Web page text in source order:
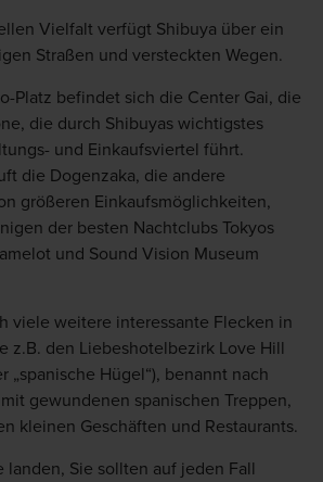
Vielfalt verfügt Shibuya über ein
Straßen und versteckten Wegen.
Platz befindet sich die Center Gai, die
die durch Shibuyas wichtigstes
und Einkaufsviertel führt.
die Dogenzaka, die andere
größeren Einkaufsmöglichkeiten,
der besten Nachtclubs Tokyos
und Sound Vision Museum
viele weitere interessante Flecken in
z.B. den Liebeshotelbezirk Love Hill
„spanische Hügel“), benannt nach
gewundenen spanischen Treppen,
kleinen Geschäften und Restaurants.
landen, Sie sollten auf jeden Fall